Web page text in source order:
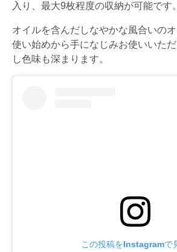
入り、最大9枚程度の収納が可能です
オイルを含んだしなやかな風合いの
使い始めから手になじみお使いいた
し色味も深まります。
この投稿をInstagramで